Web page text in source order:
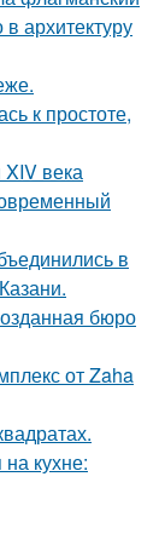
архитектуру
к простоте,
века
в
бюро
от Zaha
кухне: